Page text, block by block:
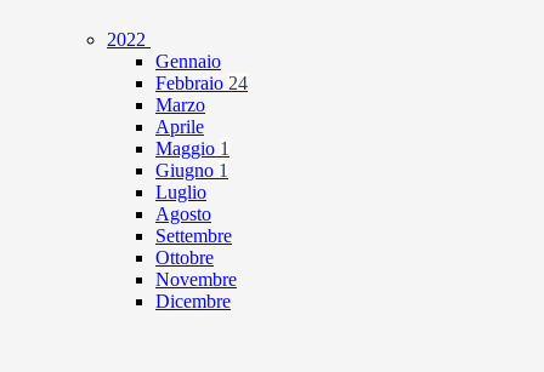
2022
Gennaio
Febbraio 24
Marzo
Aprile
Maggio 1
Giugno 1
Luglio
Agosto
Settembre
Ottobre
Novembre
Dicembre